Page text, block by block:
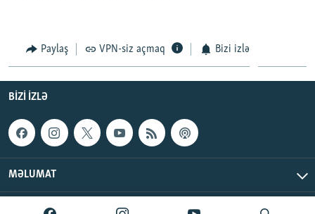
Paylaş VPN-siz açmaq Bizi izlə
BIZI IZLƏ
MƏLUMAT
AzadlıqRadiosu © 2026 Inc. | Bütün hüquqlar qorunur